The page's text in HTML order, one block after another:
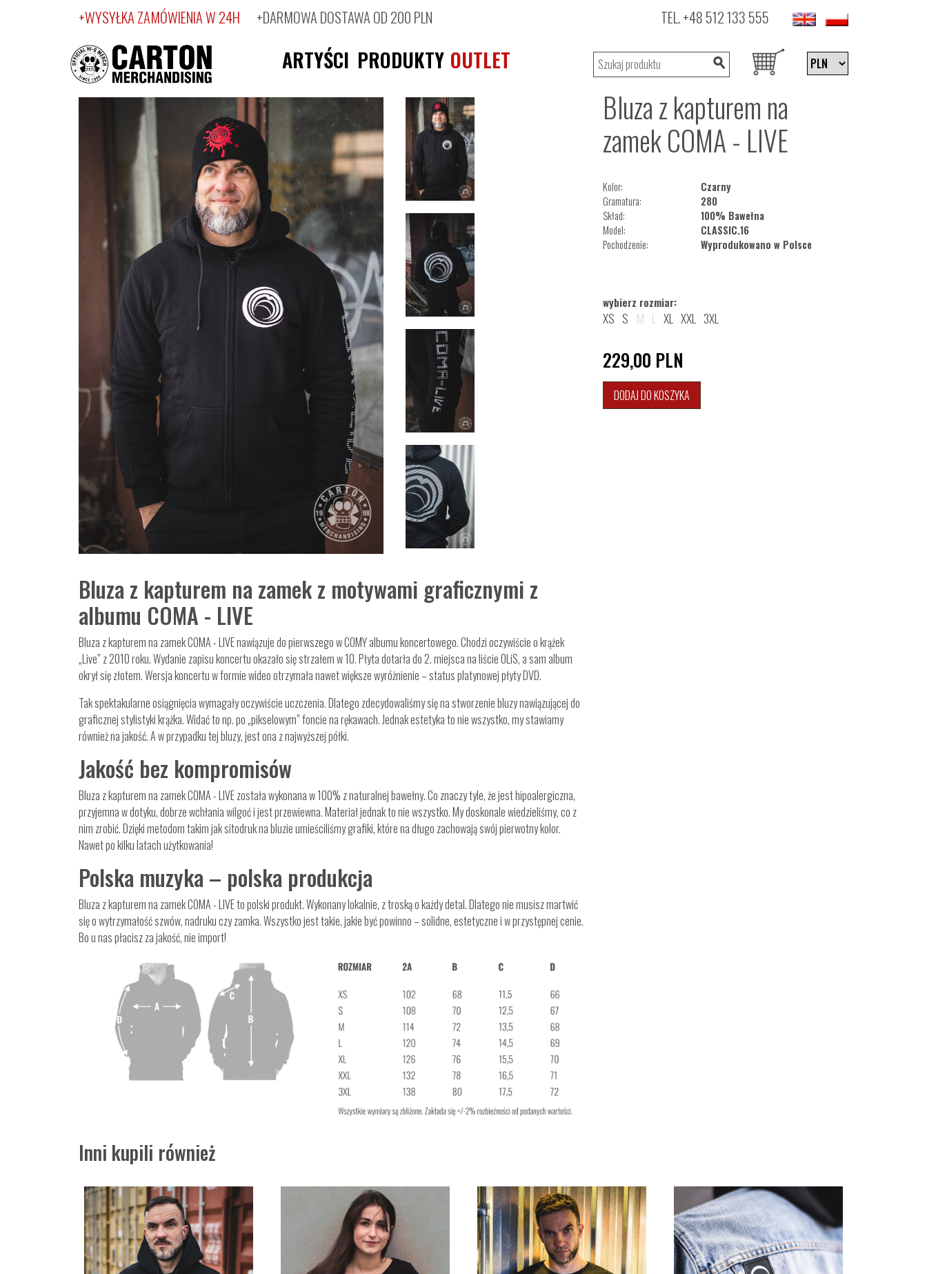
+WYSYŁKA ZAMÓWIENIA W 24H +DARMOWA DOSTAWA OD 200 PLN TEL.+48 512 133 555
ARTYŚCI PRODUKTY OUTLET
Bluza z kapturem na
zamek COMA - LIVE
Kolor:
Czarny
Gramatura:
280
Skład:
100% Bawełna
Model:
CLASSIC.16
Pochodzenie:
Wyprodukowano w Polsce
wybierz rozmiar:
XS S M L XL XXL 3XL
229,00 PLN
DODAJ DO KOSZYKA
Bluza z kapturem na zamek z motywami graficznymi z
albumu COMA - LIVE
Bluza z kapturem na zamek COMA - LIVE nawiązuje do pierwszego w COMY albumu koncertowego. Chodzi oczywiście o krążek
„Live” z 2010 roku. Wydanie zapisu koncertu okazało się strzałem w 10. Płyta dotarła do 2. miejsca na liście OLiS, a sam album
okrył się złotem. Wersja koncertu w formie wideo otrzymała nawet większe wyróżnienie – status platynowej płyty DVD.
Tak spektakularne osiągnięcia wymagały oczywiście uczczenia. Dlatego zdecydowaliśmy się na stworzenie bluzy nawiązującej do
graficznej stylistyki krążka. Widać to np. po „pikselowym” foncie na rękawach. Jednak estetyka to nie wszystko, my stawiamy
również na jakość. A w przypadku tej bluzy, jest ona z najwyższej półki.
Jakość bez kompromisów
Bluza z kapturem na zamek COMA - LIVE została wykonana w 100% z naturalnej bawełny. Co znaczy tyle, że jest hipoalergiczna,
przyjemna w dotyku, dobrze wchłania wilgoć i jest przewiewna. Materiał jednak to nie wszystko. My doskonale wiedzieliśmy, co z
nim zrobić. Dzięki metodom takim jak sitodruk na bluzie umieściliśmy grafiki, które na długo zachowają swój pierwotny kolor.
Nawet po kilku latach użytkowania!
Polska muzyka – polska produkcja
Bluza z kapturem na zamek COMA - LIVE to polski produkt. Wykonany lokalnie, z troską o każdy detal. Dlatego nie musisz martwić
się o wytrzymałość szwów, nadruku czy zamka. Wszystko jest takie, jakie być powinno – solidne, estetyczne i w przystępnej cenie.
Bo u nas płacisz za jakość, nie import!
Inni kupili również